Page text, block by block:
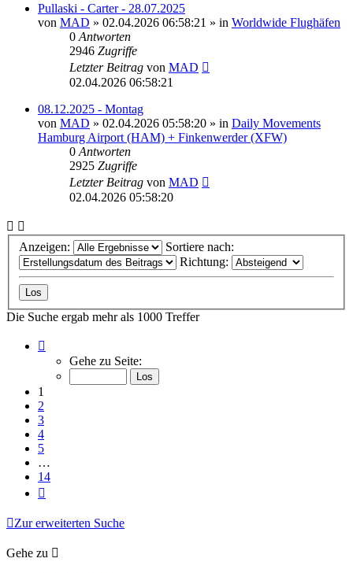
Pullaski - Carter - 28.07.2025
von MAD » 02.04.2026 06:58:21 » in Worldwide Flughäfen
0 Antworten
2946 Zugriffe
Letzter Beitrag von MAD
02.04.2026 06:58:21
08.12.2025 - Montag
von MAD » 02.04.2026 05:58:20 » in Daily Movements
Hamburg Airport (HAM) + Finkenwerder (XFW)
0 Antworten
2925 Zugriffe
Letzter Beitrag von MAD
02.04.2026 05:58:20
Anzeigen:
Sortiere nach:
Richtung:
Die Suche ergab mehr als 1000 Treffer
von
Gehe zu Seite:
1
2
3
4
5
…
14
Zur erweiterten Suche
Gehe zu